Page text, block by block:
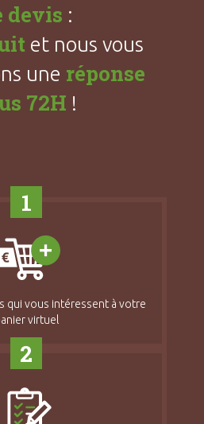
devis :
et nous vous
une réponse
72H !
1
qui vous intéressent à votre
virtuel
2